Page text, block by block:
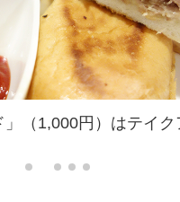
」（1,000円）はテイク